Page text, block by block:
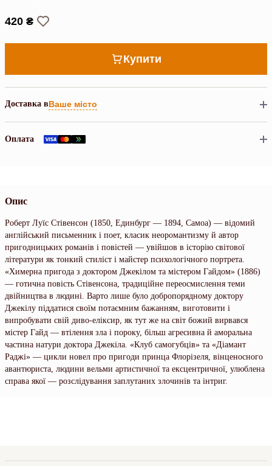
420 ₴
Купити
Доставка вВаше місто
Оплата
Опис
Роберт Луїс Стівенсон (1850, Единбург — 1894, Самоа) — відомий
англійський письменник і поет, класик неоромантизму й автор
пригодницьких романів і повістей — увійшов в історію світової
літератури як тонкий стиліст і майстер психологічного портрета.
«Химерна пригода з доктором Джекілом та містером Гайдом» (1886)
— готична повість Стівенсона, традиційне переосмислення теми
двійництва в людині. Варто лише було добропорядному док­тору
Джекілу піддатися своїм потаємним бажанням, виготовити і
випробувати свій диво-еліксир, як тут же на світ божий вирвався
містер Гайд — втілення зла і пороку, більш агресивна й аморальна
частина натури доктора Джекіла. «Клуб самогубців» та «Діамант
Раджі» — цикли новел про пригоди принца Флорізеля, вінценосного
авантюриста, людини вельми артистичної та ексцентричної, улюблена
справа якої — розслідування заплутаних злочинів та інтриг.